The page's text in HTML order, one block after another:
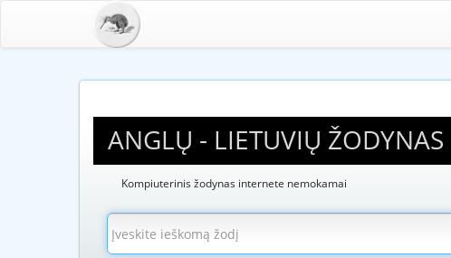
ANGLŲ - LIETUVIŲ ŽODYNAS
Kompiuterinis žodynas internete nemokamai